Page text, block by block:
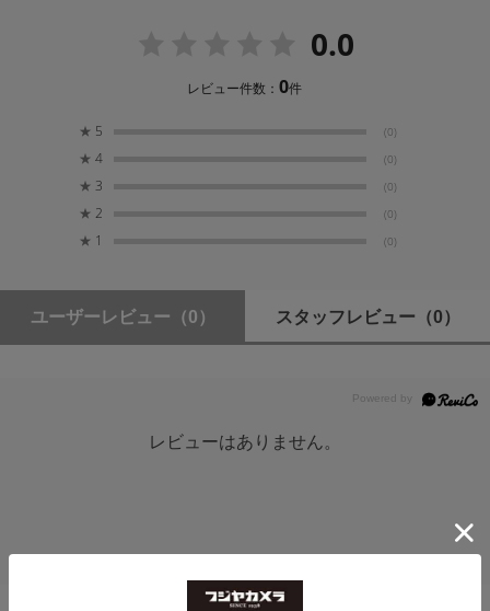
0.0
レビュー件数：0件
★ 5 (0)
★ 4 (0)
★ 3 (0)
★ 2 (0)
★ 1 (0)
ユーザーレビュー （0） スタッフレビュー （0）
レビューはありません。